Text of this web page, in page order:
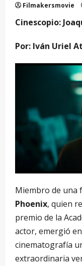
Filmakersmovie
Cinescopio:
Por: Iván Uriel
Miembro de una
Phoenix, quien
premio de la
actor, emergió
cinematografía
extraordinaria